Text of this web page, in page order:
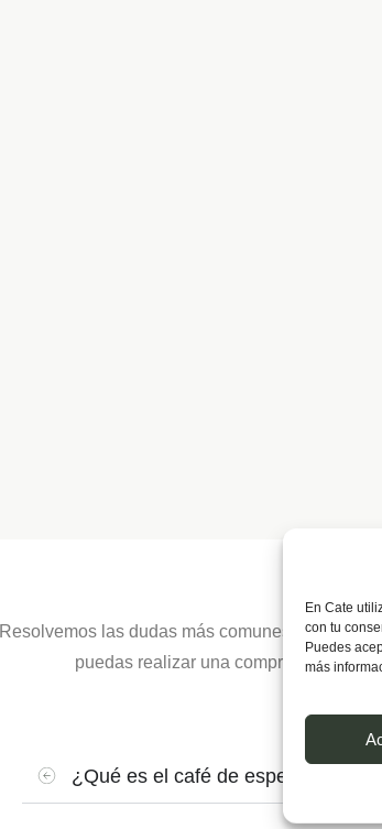
En Cate
con tu
Puedes
más
Resolvemos las dudas más comunes entre
puedas realizar una compra más
¿Qué es el café de especialidad?